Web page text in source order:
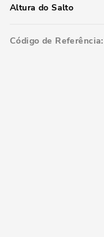
Altura do Salto
Código de Referência